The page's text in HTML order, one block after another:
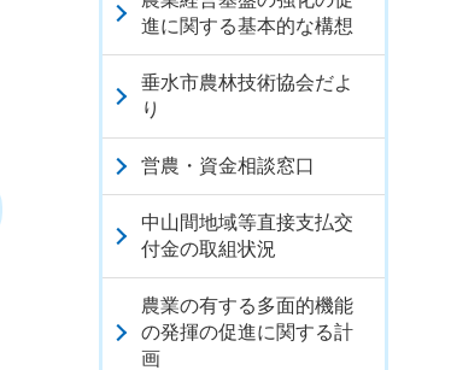
進に関する基本的な構想
垂水市農林技術協会だよ
り
営農・資金相談窓口
中山間地域等直接支払交
付金の取組状況
農業の有する多面的機能
の発揮の促進に関する計
画